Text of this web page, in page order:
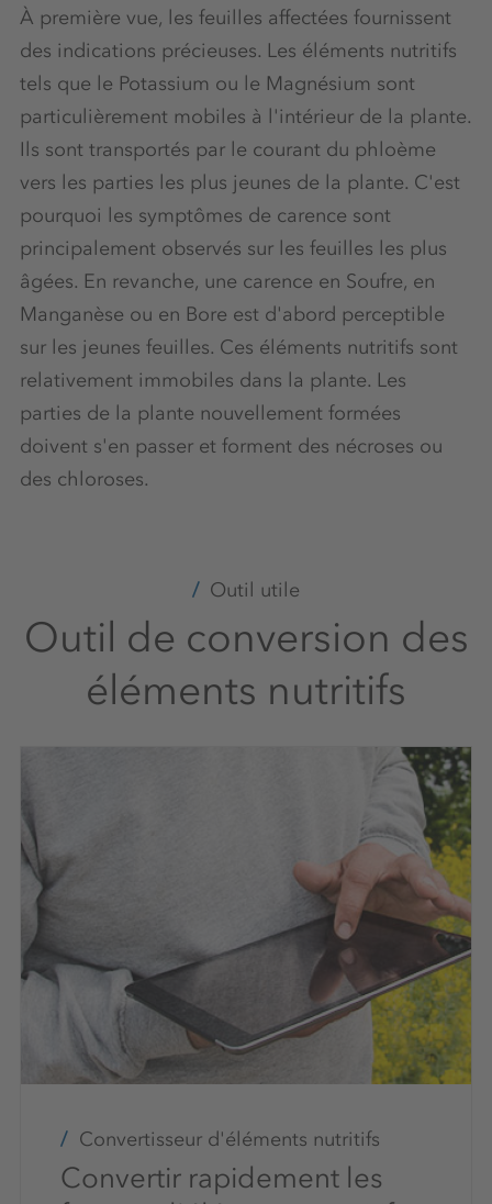
À première vue, les feuilles affectées fournissent
des indications précieuses. Les éléments nutritifs
tels que le Potassium ou le Magnésium sont
particulièrement mobiles à l'intérieur de la plante.
Ils sont transportés par le courant du phloème
vers les parties les plus jeunes de la plante. C'est
pourquoi les symptômes de carence sont
principalement observés sur les feuilles les plus
âgées. En revanche, une carence en Soufre, en
Manganèse ou en Bore est d'abord perceptible
sur les jeunes feuilles. Ces éléments nutritifs sont
relativement immobiles dans la plante. Les
parties de la plante nouvellement formées
doivent s'en passer et forment des nécroses ou
des chloroses.
Outil utile
Outil de conversion des
éléments nutritifs
Convertisseur d'éléments nutritifs
Convertir rapidement les